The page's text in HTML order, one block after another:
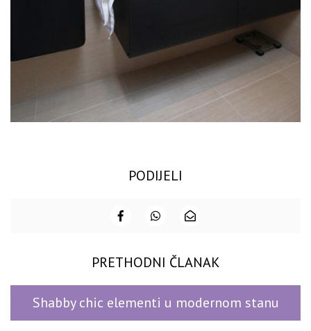
PODIJELI
PRETHODNI ČLANAK
Shabby chic elementi u modernom stanu